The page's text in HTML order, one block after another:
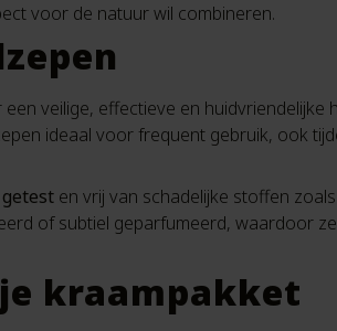
voor de natuur wil combineren.
veilige, effectieve en huidvriendelijke
ideaal voor frequent gebruik, ook
en vrij van schadelijke stoffen
of subtiel geparfumeerd, waardoor
kraampakket